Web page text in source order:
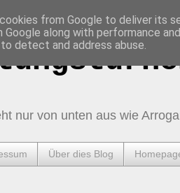
nur von unten aus wie
Über dies Blog
from Google to deliver its
Google along with performance
detect and address abuse.